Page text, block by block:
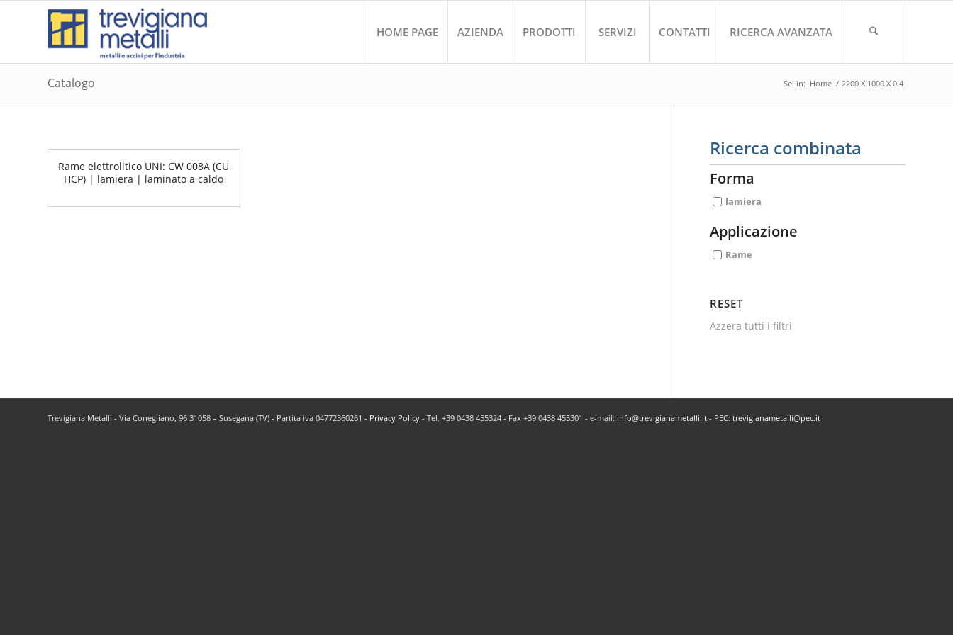
HOME PAGE AZIENDA PRODOTTI SERVIZI CONTATTI RICERCA AVANZATA
Catalogo Sei in: Home / 2200 X 1000 X 0.4
Rame elettrolitico UNI: CW 008A (CU
HCP) | lamiera | laminato a caldo
Ricerca combinata
Forma
lamiera
Applicazione
Rame
RESET
Azzera tutti i filtri
Trevigiana Metalli - Via Conegliano, 96 31058 – Susegana (TV) - Partita iva 04772360261 - Privacy Policy - Tel. +39 0438 455324 - Fax +39 0438 455301 - e-mail: info@trevigianametalli.it - PEC: trevigianametalli@pec.it